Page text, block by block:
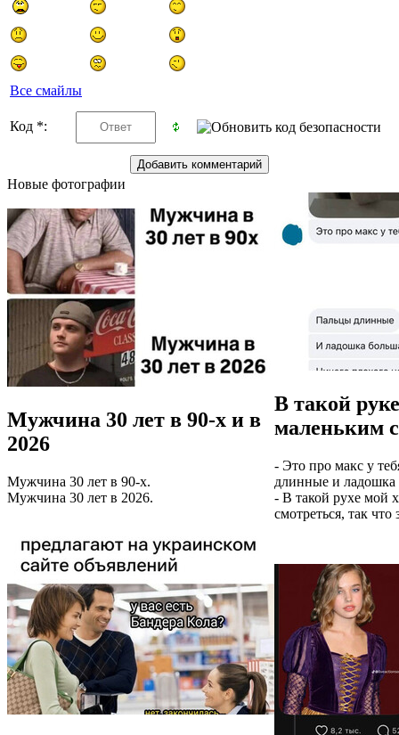
Все смайлы
Код *:
Новые фотографии
Мужчина 30 лет в 90-х и в
2026
Мужчина 30 лет в 90-х.
Мужчина 30 лет в 2026.
В такой
маленьким
- Это про макс у
длинные и ладошка
- В такой рухе мой
смотреться, так